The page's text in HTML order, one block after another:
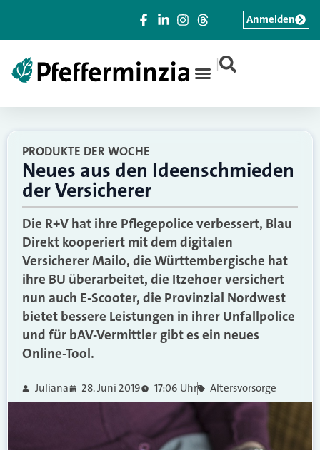
|
Anmelden
PRODUKTE DER WOCHE
Neues aus den Ideenschmieden
der Versicherer
Die R+V hat ihre Pflegepolice verbessert, Blau
Direkt kooperiert mit dem digitalen
Versicherer Mailo, die Württembergische hat
ihre BU überarbeitet, die Itzehoer versichert
nun auch E-Scooter, die Provinzial Nordwest
bietet bessere Leistungen in ihrer Unfallpolice
und für bAV-Vermittler gibt es ein neues
Online-Tool.
Juliana 28. Juni 2019 17:06 Uhr Altersvorsorge